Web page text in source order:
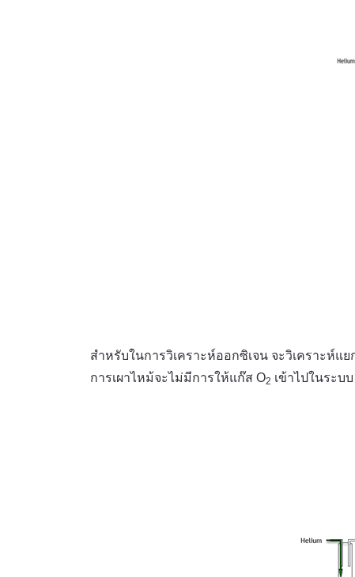
สำหรับในการวิเคราะห์ออกซิเจน จะวิเคราะห์
การเผาไหม้จะไม่มีการให้แก๊ส O2 เข้าไปในระบ